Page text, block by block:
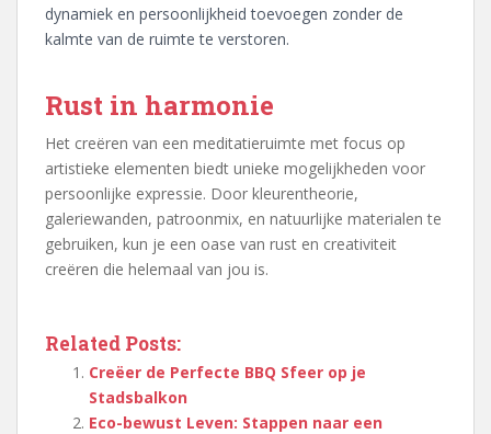
dynamiek en persoonlijkheid toevoegen zonder de
kalmte van de ruimte te verstoren.
Rust in harmonie
Het creëren van een meditatieruimte met focus op
artistieke elementen biedt unieke mogelijkheden voor
persoonlijke expressie. Door kleurentheorie,
galeriewanden, patroonmix, en natuurlijke materialen te
gebruiken, kun je een oase van rust en creativiteit
creëren die helemaal van jou is.
Related Posts:
Creëer de Perfecte BBQ Sfeer op je
Stadsbalkon
Eco-bewust Leven: Stappen naar een